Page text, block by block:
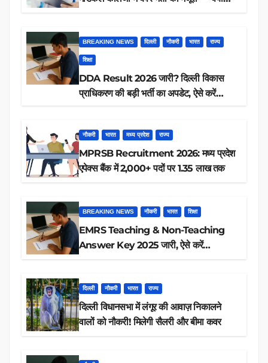
BREAKING NEWS दिल्ली नौकरी भारत राज्य
शिक्षा
DDA Result 2026 जारी? दिल्ली विकास
प्राधिकरण की बड़ी भर्ती का अपडेट, ऐसे करें
नौकरी भारत मध्य प्रदेश राज्य
MPRSB Recruitment 2026: मध्य प्रदेश
एपेक्स बैंक में 2,000+ पदों पर 1.35 लाख तक
BREAKING NEWS नौकरी भारत शिक्षा
EMRS Teaching & Non-Teaching
Answer Key 2025 जारी, ऐसे करें
दिल्ली नौकरी भारत राज्य
दिल्ली विधानसभा में लंगूर की आवाज़ निकालने
वालों को नौकरी! मिलेगी सैलरी और बीमा कवर